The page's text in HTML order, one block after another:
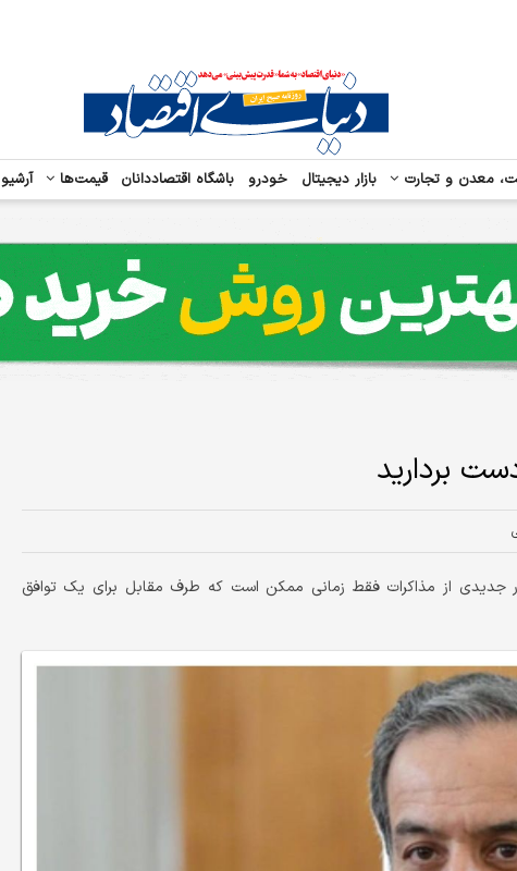
معدن و تجارت بازار دیجیتال خودرو باشگاه اقتصاددانان قیمت‌ها آرشیو
بردارید
جدیدی از مذاکرات فقط زمانی ممکن است که طرف مقابل برای یک توافق